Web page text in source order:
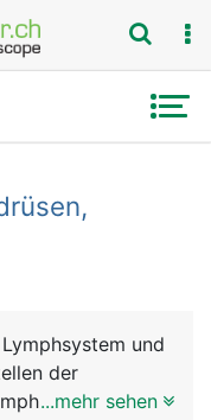
und
der
des
...mehr sehen